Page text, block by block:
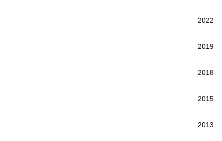
2022
2019
2018
2015
2013